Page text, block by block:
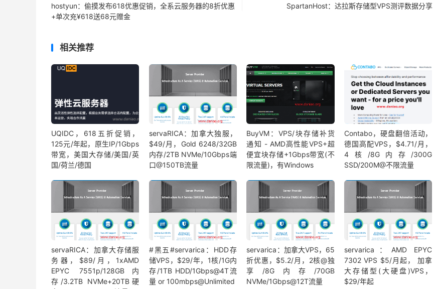
hostyun：偷摸发布618优惠促销，全系云服务器的8折优惠
+单次充¥618送68元赠金
SpartanHost：达拉斯存储型VPS测评数据分享
相关推荐
UQIDC，618五折促销，
125元/年起，原生IP/1Gbps
带宽，美国大存储/美国/英
国/荷兰/德国
servaRICA：加拿大独服，
$49/月，Gold 6248/32GB
内存/2TB NVMe/10Gbps端
口@150TB流量
BuyVM：VPS/块存储补货
通知 - AMD高性能VPS+超
便宜块存储+1Gbps带宽(不
限流量)，有Windows
Contabo，硬盘翻倍活动，
德国高配VPS，$4.71/月，
4核/8G内存/300G
SSD/200M@不限流量
servaRICA：加拿大存储服
务器，$89/月，1xAMD
EPYC 7551p/128GB内
存/3.2TB NVMe+20TB硬
#黑五#servarica：HDD存
储VPS，$29/年，1核/1G内
存/1TB HDD/1Gbps@4T流
量 or 100mbps@Unlimited
servarica：加拿大VPS，65
折优惠，$5.2/月，2核@独
享/8G内存/70GB
NVMe/1Gbps@12T流量
servarica：AMD EPYC
7302 VPS $5/月起， 加拿
大存储型(大硬盘)VPS，
$29/年起